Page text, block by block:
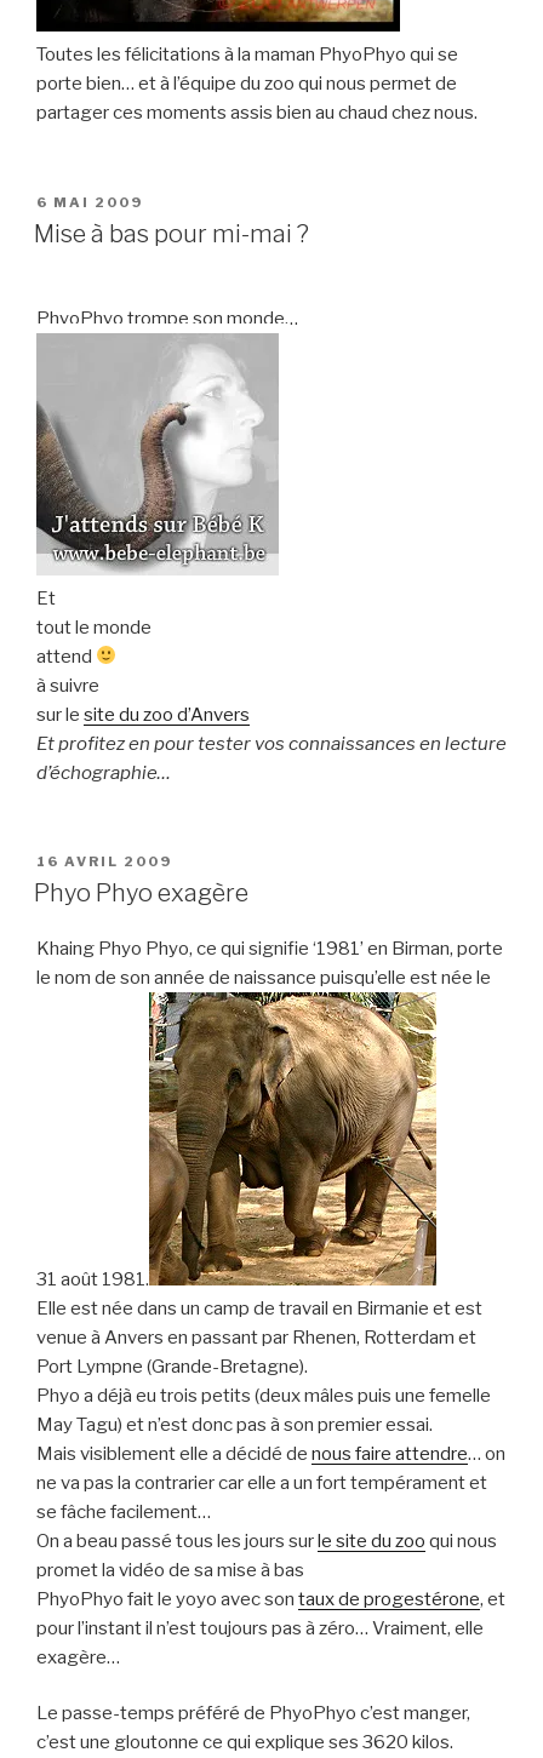
Toutes les félicitations à la maman PhyoPhyo qui se
porte bien… et à l’équipe du zoo qui nous permet de
partager ces moments assis bien au chaud chez nous.
PUBLIÉ
LE
6 MAI 2009
Mise à bas pour mi-mai ?
PhyoPhyo trompe son monde…
Et
tout le monde
attend
à suivre
sur le site du zoo d’Anvers
Et profitez en pour tester vos connaissances en lecture
d’échographie…
PUBLIÉ
LE
16 AVRIL 2009
Phyo Phyo exagère
Khaing Phyo Phyo, ce qui signifie ‘1981’ en Birman, porte
le nom de son année de naissance puisqu’elle est née le
31 août 1981.
Elle est née dans un camp de travail en Birmanie et est
venue à Anvers en passant par Rhenen, Rotterdam et
Port Lympne (Grande-Bretagne).
Phyo a déjà eu trois petits (deux mâles puis une femelle
May Tagu) et n’est donc pas à son premier essai.
Mais visiblement elle a décidé de nous faire attendre… on
ne va pas la contrarier car elle a un fort tempérament et
se fâche facilement…
On a beau passé tous les jours surle site du zoo qui nous
promet la vidéo de sa mise à bas
PhyoPhyo fait le yoyo avec son taux de progestérone, et
pour l’instant il n’est toujours pas à zéro… Vraiment, elle
exagère…
Le passe-temps préféré de PhyoPhyo c’est manger,
c’est une gloutonne ce qui explique ses 3620 kilos.